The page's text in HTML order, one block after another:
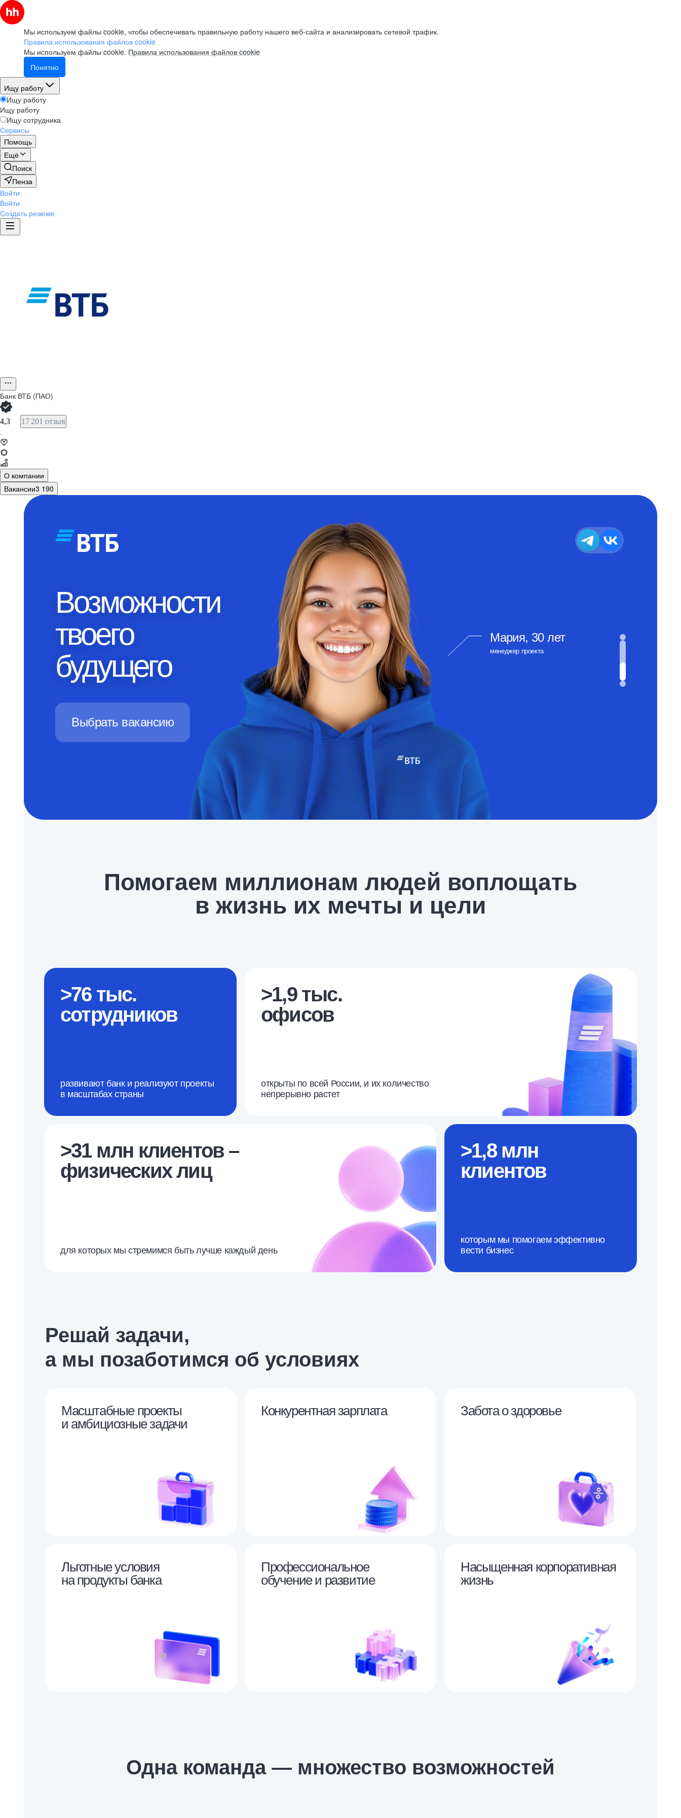
Мы используем файлы cookie, чтобы обеспечивать правильную работу нашего веб-сайта и анализировать сетевой трафик.
Правила использования файлов cookie
Мы используем файлы cookie. Правила использования файлов cookie
Понятно
Ищу работу
Ищу работу
Ищу работу
Ищу сотрудника
Сервисы
Помощь
Ещё
Поиск
Пенза
Войти
Войти
Создать резюме
Банк ВТБ (ПАО)
4,3 17 201 отзыв
·
О компании
Вакансии3 190
Возможности
твоего
будущего
Выбрать вакансию
Мария, 30 лет
менеджер проекта
Помогаем миллионам людей воплощать
в жизнь их мечты и цели
>76 тыс.
сотрудников
развивают банк и реализуют проекты
в масштабах страны
>1,9 тыс.
офисов
открыты по всей России, и их количество
непрерывно растет
>31 млн клиентов –
физических лиц
для которых мы стремимся быть лучше каждый день
>1,8 млн
клиентов
которым мы помогаем эффективно
вести бизнес
Решай задачи,
а мы позаботимся об условиях
Масштабные проекты
и амбициозные задачи
Конкурентная зарплата Забота о здоровье
Льготные условия
на продукты банка
Профессиональное
обучение и развитие
Насыщенная корпоративная
жизнь
Одна команда — множество возможностей